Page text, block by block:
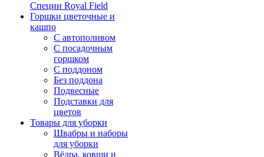
Специи Royal Field
Горшки цветочные и
кашпо
С автополивом
С посадочным
горшком
С поддоном
Без поддона
Подвесные
Подставки для
цветов
Товары для уборки
Швабры и наборы
для уборки
Вёдра, ковши и